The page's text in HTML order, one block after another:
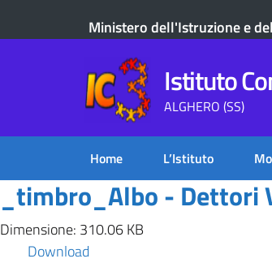
Ministero dell'Istruzione e
Istituto
ALGHERO (SS)
Home L’Istituto
_timbro_Albo - Dettori
Dimensione: 310.06 KB
Download